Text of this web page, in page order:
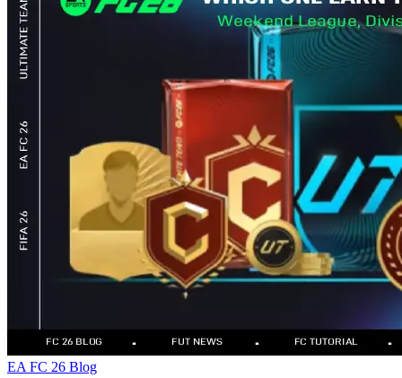
EA FC 26 Blog